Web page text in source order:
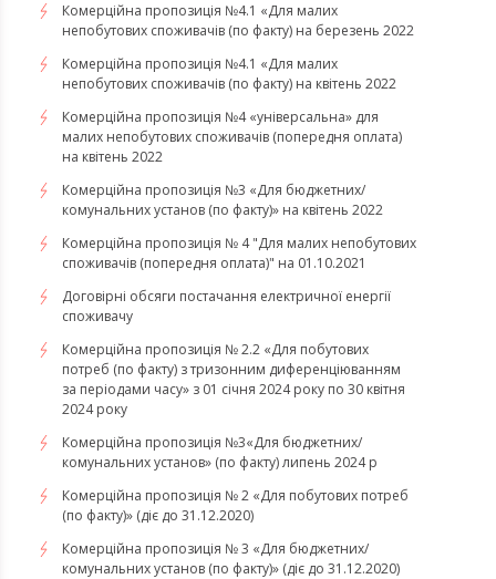
​​​​​​​Комерційна пропозиція №4.1 «Для малих
непобутових споживачів (по факту) на березень 2022
Комерційна пропозиція №4.1 «Для малих
непобутових споживачів (по факту) на квітень 2022
​​​​​​​Комерційна пропозиція №4 «універсальна» для
малих непобутових споживачів (попередня оплата)
на квітень 2022
Комерційна пропозиція №3 «Для бюджетних/
комунальних установ (по факту)» на квітень 2022
Комерційна пропозиція № 4 "Для малих непобутових
споживачів (попередня оплата)" на 01.10.2021
Договірні обсяги постачання електричної енергії
споживачу
Комерційна пропозиція № 2.2 «Для побутових
потреб (по факту) з тризонним диференціюванням
за періодами часу» з 01 січня 2024 року по 30 квітня
2024 року
Комерційна пропозиція №3«Для бюджетних/
комунальних установ» (по факту) липень 2024 р
Комерційна пропозиція № 2 «Для побутових потреб
(по факту)» (діє до 31.12.2020)
Комерційна пропозиція № 3 «Для бюджетних/
комунальних установ (по факту)» (діє до 31.12.2020)